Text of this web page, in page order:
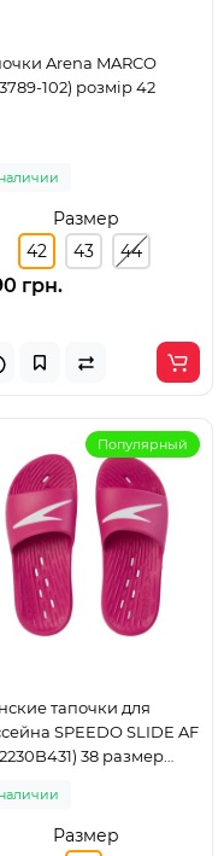
Arena MARCO
102) розмір 42
Размер
42
43 44
грн.
Популярный
тапочки для
SPEEDO SLIDE AF
38 размер
Размер